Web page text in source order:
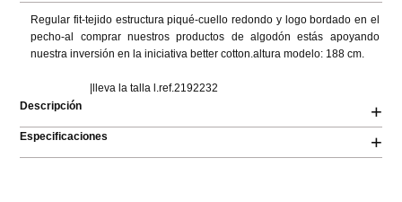
Regular fit-tejido estructura piqué-cuello redondo y logo bordado en el
pecho-al comprar nuestros productos de algodón estás apoyando
nuestra inversión en la iniciativa better cotton.altura modelo: 188 cm.
                      |lleva la talla l.ref.2192232
Descripción
+
Especificaciones +